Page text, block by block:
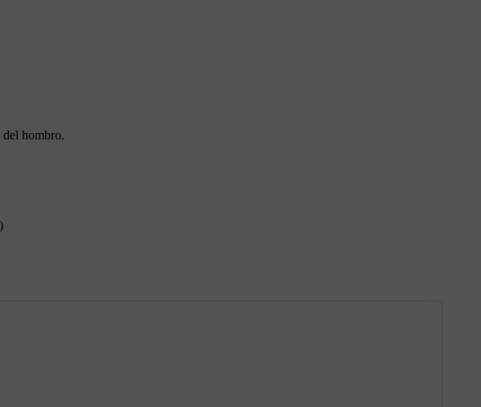
del hombro.